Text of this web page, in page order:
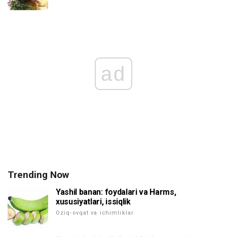
ad
Trending Now
Yashil banan: foydalari va Harms,
xususiyatlari, issiqlik
Oziq-ovqat va ichimliklar